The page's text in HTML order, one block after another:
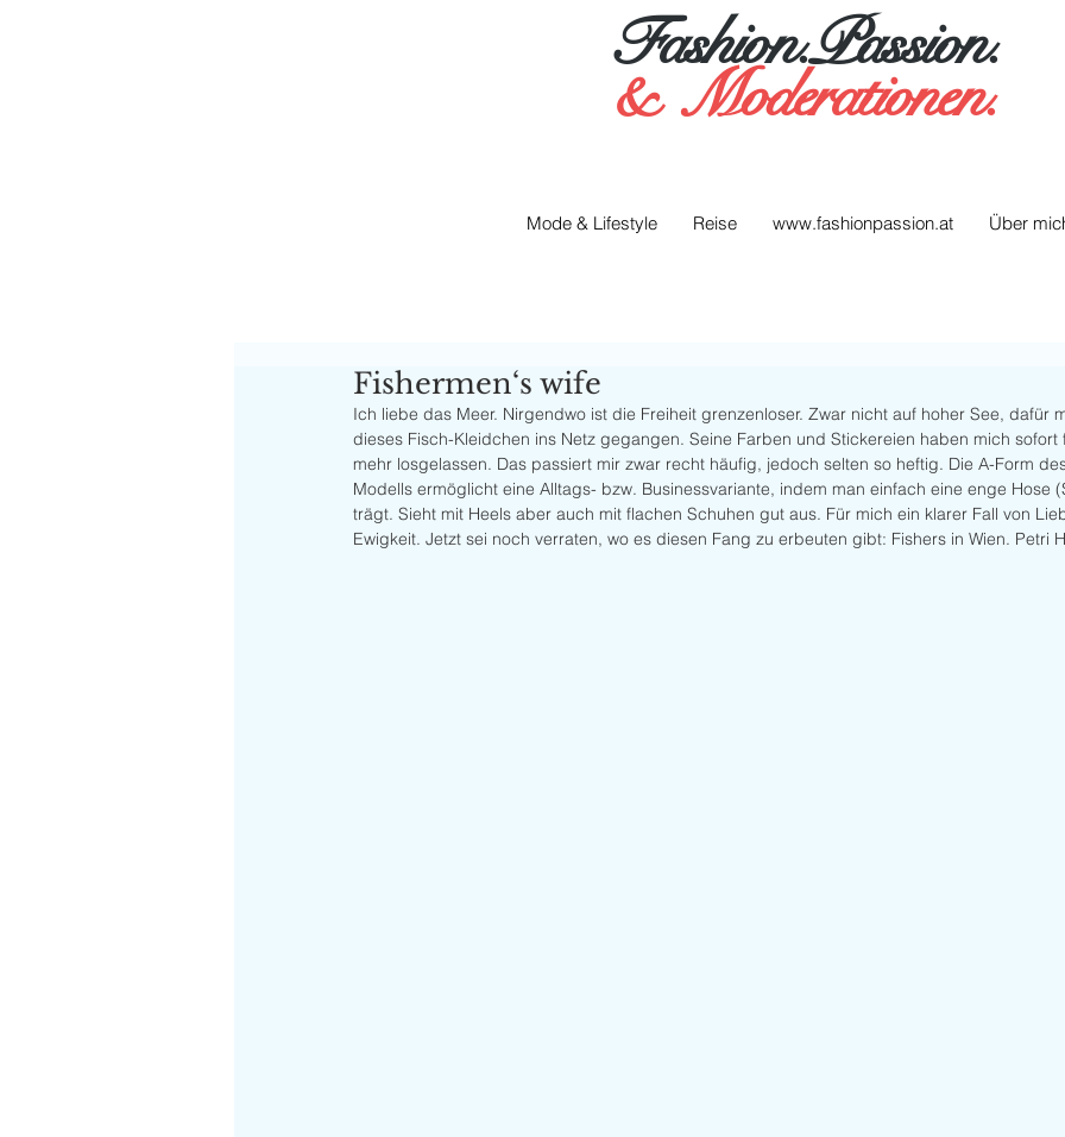
Fashion.Passion.
& Moderationen.
Mode & Lifestyle Reise www.fashionpassion.at Über
Fishermen‘s wife
Ich liebe das Meer. Nirgendwo ist die Freiheit grenzenloser. Zwar nicht auf hoher See, dafür
dieses Fisch-Kleidchen ins Netz gegangen. Seine Farben und Stickereien haben mich sofort
mehr losgelassen. Das passiert mir zwar recht häufig, jedoch selten so heftig. Die A-Form
Modells ermöglicht eine Alltags- bzw. Businessvariante, indem man einfach eine enge Hose
trägt. Sieht mit Heels aber auch mit flachen Schuhen gut aus. Für mich ein klarer Fall von
Ewigkeit. Jetzt sei noch verraten, wo es diesen Fang zu erbeuten gibt: Fishers in Wien. Petri